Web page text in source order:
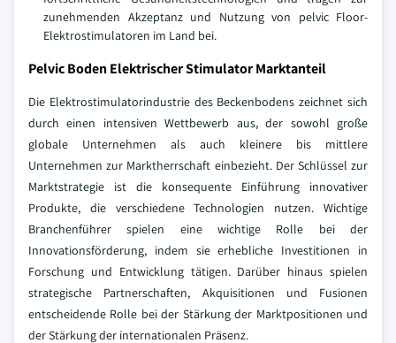
zunehmenden Akzeptanz und Nutzung von pelvic Floor-
Elektrostimulatoren im Land bei.
Pelvic Boden Elektrischer Stimulator Marktanteil
Die Elektrostimulatorindustrie des Beckenbodens zeichnet sich
durch einen intensiven Wettbewerb aus, der sowohl große
globale Unternehmen als auch kleinere bis mittlere
Unternehmen zur Marktherrschaft einbezieht. Der Schlüssel zur
Marktstrategie ist die konsequente Einführung innovativer
Produkte, die verschiedene Technologien nutzen. Wichtige
Branchenführer spielen eine wichtige Rolle bei der
Innovationsförderung, indem sie erhebliche Investitionen in
Forschung und Entwicklung tätigen. Darüber hinaus spielen
strategische Partnerschaften, Akquisitionen und Fusionen
entscheidende Rolle bei der Stärkung der Marktpositionen und
der Stärkung der internationalen Präsenz.